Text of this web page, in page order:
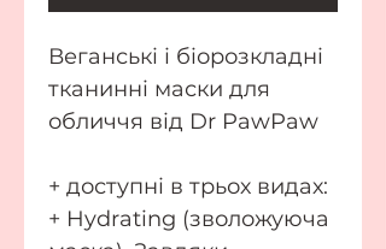
Веганські і біорозкладні
тканинні маски для
обличчя від Dr PawPaw
+ доступні в трьох видах:
+ Hydrating (зволожуюча